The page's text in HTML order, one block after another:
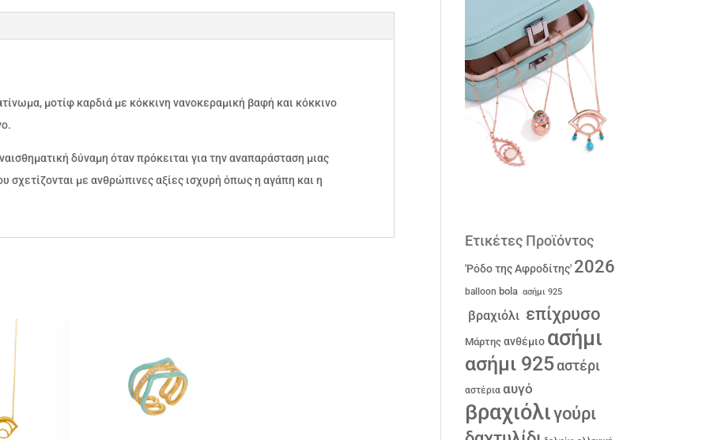
μοτίφ καρδιά με κόκκινη νανοκεραμική βαφή και κόκκινο
δύναμη όταν πρόκειται για την αναπαράσταση μιας
σχετίζονται με ανθρώπινες αξίες ισχυρή όπως η αγάπη και η
Ετικέτες Προϊόντος
'Ρόδο της Αφροδίτης' 2026
balloon bola ασήμι 925
βραχιόλι επίχρυσο
Μάρτης ανθέμιο ασήμι
ασήμι 925αστέρι
αστέρια αυγό
βραχιόλιγούρι